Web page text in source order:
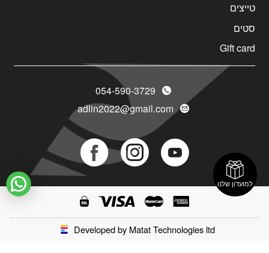
טייצים
סטים
Gift card
054-590-3729
adlin2022@gmail.com
Social
Icon
Social
Icon
Social
Icon
Developed by Matat Technologies ltd
למועדון שלנו